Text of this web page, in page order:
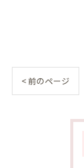
< 前のページ